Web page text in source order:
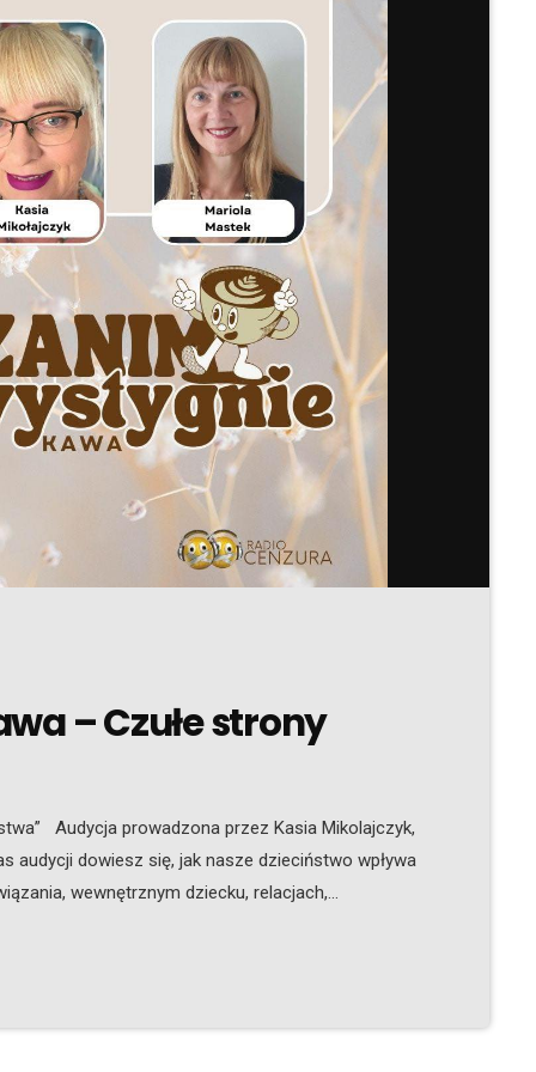
– Czułe strony
Audycja prowadzona przez Kasia Mikolajczyk,
audycji dowiesz się, jak nasze dzieciństwo wpływa
wewnętrznym dziecku, relacjach,
Czasem, by zrozumieć siebie dziś, trzeba wrócić